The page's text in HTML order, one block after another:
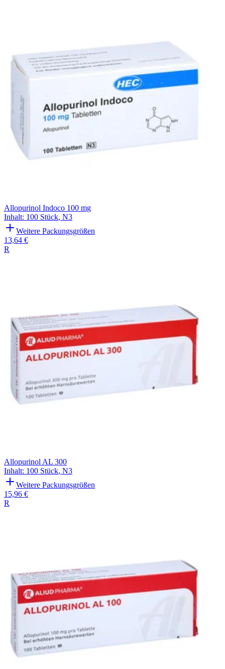
Allopurinol Indoco 100 mg
Inhalt: 100 Stück, N3
Weitere Packungsgrößen
13,64 €
R
Allopurinol AL 300
Inhalt: 100 Stück, N3
Weitere Packungsgrößen
15,96 €
R